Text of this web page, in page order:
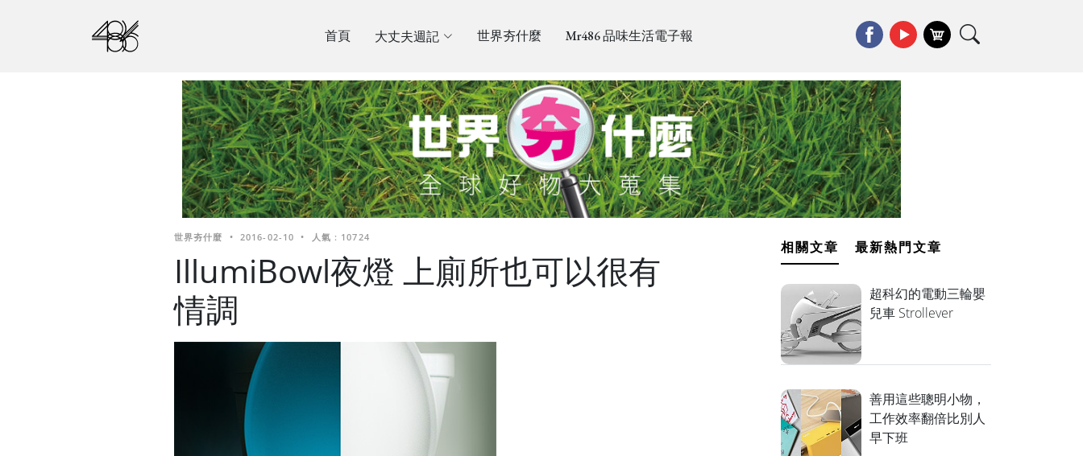
首頁 大丈夫週記 世界夯什麼 Mr486 品味生活電子報
世界夯什麼 • 2016-02-10 • 人氣 : 10724
IllumiBowl夜燈 上廁所也可以很有
情調
相關文章 最新熱門文章
超科幻的電動三輪嬰
兒車 Strollever
善用這些聰明小物，
工作效率翻倍比別人
早下班